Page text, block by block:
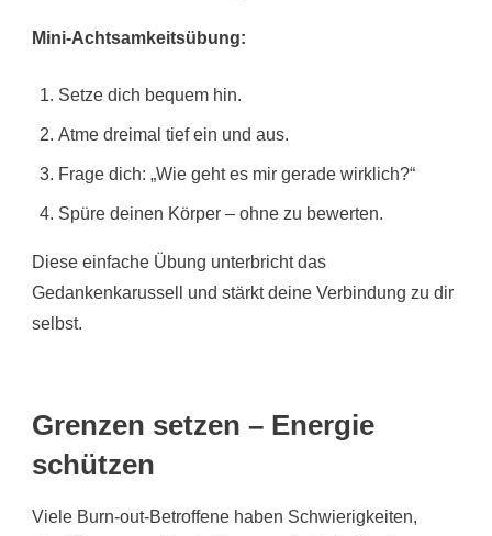
Mini-Achtsamkeitsübung:
Setze dich bequem hin.
Atme dreimal tief ein und aus.
Frage dich: „Wie geht es mir gerade wirklich?“
Spüre deinen Körper – ohne zu bewerten.
Diese einfache Übung unterbricht das
Gedankenkarussell und stärkt deine Verbindung zu dir
selbst.
Grenzen setzen – Energie
schützen
Viele Burn-out-Betroffene haben Schwierigkeiten,